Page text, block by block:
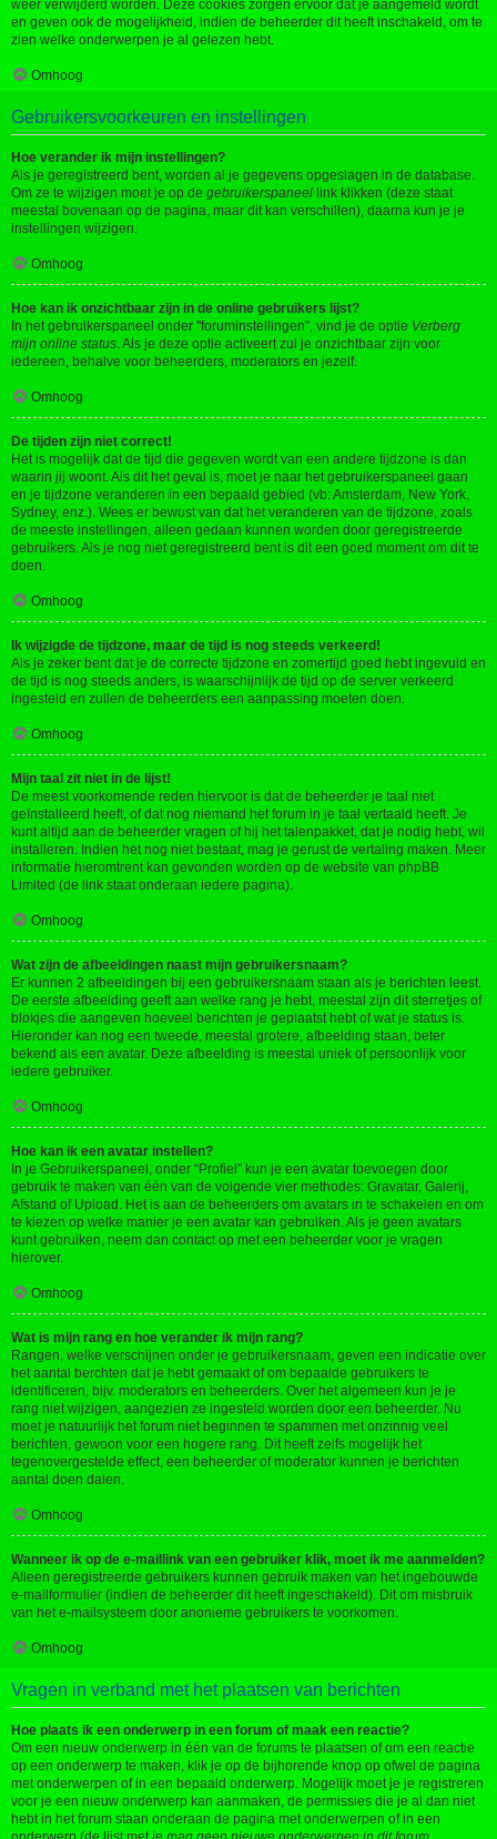
weer verwijderd worden. Deze cookies zorgen ervoor dat je aangemeld wordt
en geven ook de mogelijkheid, indien de beheerder dit heeft inschakeld, om te
zien welke onderwerpen je al gelezen hebt.
Omhoog
Gebruikersvoorkeuren en instellingen
Hoe verander ik mijn instellingen?
Als je geregistreerd bent, worden al je gegevens opgeslagen in de database.
Om ze te wijzigen moet je op de gebruikerspaneel link klikken (deze staat
meestal bovenaan op de pagina, maar dit kan verschillen), daarna kun je je
instellingen wijzigen.
Omhoog
Hoe kan ik onzichtbaar zijn in de online gebruikers lijst?
In het gebruikerspaneel onder "foruminstellingen", vind je de optie Verberg
mijn online status. Als je deze optie activeert zul je onzichtbaar zijn voor
iedereen, behalve voor beheerders, moderators en jezelf.
Omhoog
De tijden zijn niet correct!
Het is mogelijk dat de tijd die gegeven wordt van een andere tijdzone is dan
waarin jij woont. Als dit het geval is, moet je naar het gebruikerspaneel gaan
en je tijdzone veranderen in een bepaald gebied (vb: Amsterdam, New York,
Sydney, enz.). Wees er bewust van dat het veranderen van de tijdzone, zoals
de meeste instellingen, alleen gedaan kunnen worden door geregistreerde
gebruikers. Als je nog niet geregistreerd bent is dit een goed moment om dit te
doen.
Omhoog
Ik wijzigde de tijdzone, maar de tijd is nog steeds verkeerd!
Als je zeker bent dat je de correcte tijdzone en zomertijd goed hebt ingevuld en
de tijd is nog steeds anders, is waarschijnlijk de tijd op de server verkeerd
ingesteld en zullen de beheerders een aanpassing moeten doen.
Omhoog
Mijn taal zit niet in de lijst!
De meest voorkomende reden hiervoor is dat de beheerder je taal niet
geïnstalleerd heeft, of dat nog niemand het forum in je taal vertaald heeft. Je
kunt altijd aan de beheerder vragen of hij het talenpakket, dat je nodig hebt, wil
installeren. Indien het nog niet bestaat, mag je gerust de vertaling maken. Meer
informatie hieromtrent kan gevonden worden op de website van phpBB
Limited (de link staat onderaan iedere pagina).
Omhoog
Wat zijn de afbeeldingen naast mijn gebruikersnaam?
Er kunnen 2 afbeeldingen bij een gebruikersnaam staan als je berichten leest.
De eerste afbeelding geeft aan welke rang je hebt, meestal zijn dit sterretjes of
blokjes die aangeven hoeveel berichten je geplaatst hebt of wat je status is.
Hieronder kan nog een tweede, meestal grotere, afbeelding staan, beter
bekend als een avatar. Deze afbeelding is meestal uniek of persoonlijk voor
iedere gebruiker.
Omhoog
Hoe kan ik een avatar instellen?
In je Gebruikerspaneel, onder “Profiel” kun je een avatar toevoegen door
gebruik te maken van één van de volgende vier methodes: Gravatar, Galerij,
Afstand of Upload. Het is aan de beheerders om avatars in te schakelen en om
te kiezen op welke manier je een avatar kan gebruiken. Als je geen avatars
kunt gebruiken, neem dan contact op met een beheerder voor je vragen
hierover.
Omhoog
Wat is mijn rang en hoe verander ik mijn rang?
Rangen, welke verschijnen onder je gebruikersnaam, geven een indicatie over
het aantal berchten dat je hebt gemaakt of om bepaalde gebruikers te
identificeren, bijv. moderators en beheerders. Over het algemeen kun je je
rang niet wijzigen, aangezien ze ingesteld worden door een beheerder. Nu
moet je natuurlijk het forum niet beginnen te spammen met onzinnig veel
berichten, gewoon voor een hogere rang. Dit heeft zelfs mogelijk het
tegenovergestelde effect, een beheerder of moderator kunnen je berichten
aantal doen dalen.
Omhoog
Wanneer ik op de e-maillink van een gebruiker klik, moet ik me aanmelden?
Alleen geregistreerde gebruikers kunnen gebruik maken van het ingebouwde
e-mailformulier (indien de beheerder dit heeft ingeschakeld). Dit om misbruik
van het e-mailsysteem door anonieme gebruikers te voorkomen.
Omhoog
Vragen in verband met het plaatsen van berichten
Hoe plaats ik een onderwerp in een forum of maak een reactie?
Om een nieuw onderwerp in één van de forums te plaatsen of om een reactie
op een onderwerp te maken, klik je op de bijhorende knop op ofwel de pagina
met onderwerpen of in een bepaald onderwerp. Mogelijk moet je je registreren
voor je een nieuw onderwerp kan aanmaken, de permissies die je al dan niet
hebt in het forum staan onderaan de pagina met onderwerpen of in een